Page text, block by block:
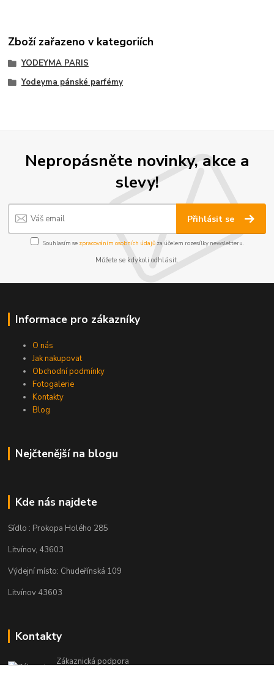
Zboží zařazeno v kategoriích
YODEYMA PARIS
Yodeyma pánské parfémy
Nepropásněte novinky, akce a
slevy!
Přihlásit se
Souhlasím se zpracováním osobních údajůza účelem rozesílky newsletteru.
Můžete se kdykoli odhlásit.
Informace pro zákazníky
O nás
Jak nakupovat
Obchodní podmínky
Fotogalerie
Kontakty
Blog
Nejčtenější na blogu
Kde nás najdete
Sídlo : Prokopa Holého 285
Litvínov, 43603
Výdejní místo: Chudeřínská 109
Litvínov 43603
Kontakty
Zákaznická podpora